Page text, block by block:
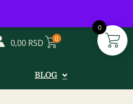
0
od 08-20h
0,00 RSD 0
BLOG